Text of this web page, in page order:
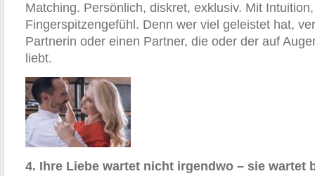
Matching. Persönlich, diskret, exklusiv. Mit
Fingerspitzengefühl. Denn wer viel geleistet hat,
Partnerin oder einen Partner, die oder der auf
liebt.
4. Ihre Liebe wartet nicht irgendwo – sie wartet